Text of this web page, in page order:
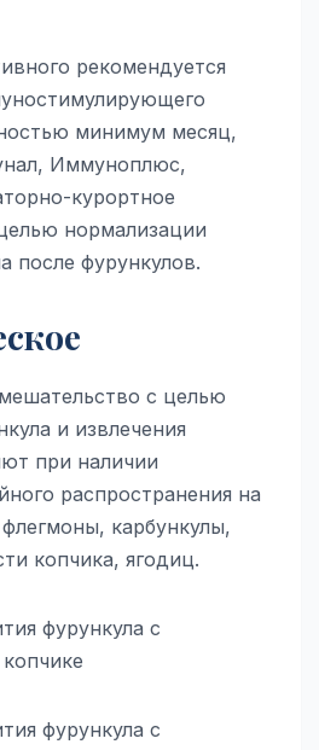
рекомендуется
минимум месяц,
Иммуноплюс,
курортное
нормализации
после фурункулов.
с целью
и извлечения
при наличии
распространения на
карбункулы,
копчика, ягодиц.